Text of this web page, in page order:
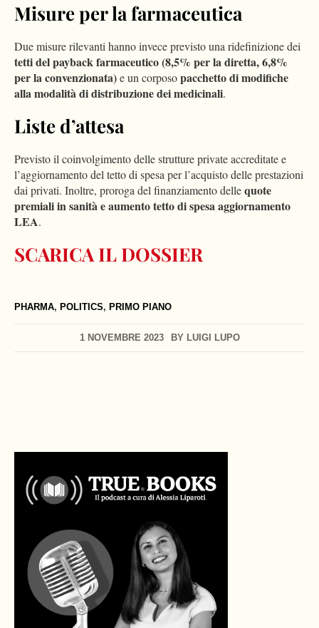
PHARMA, POLITICS, PRIMO PIANO
1 NOVEMBRE 2023 BY LUIGI LUPO
Misure per la farmaceutica
Due misure rilevanti hanno invece previsto una ridefinizione dei
tetti del payback farmaceutico (8,5% per la diretta, 6,8%
per la convenzionata)e un corposopacchetto di modifiche
alla modalità di distribuzione dei medicinali.
Liste d’attesa
Previsto il coinvolgimento delle strutture private accreditate e
l’aggiornamento del tetto di spesa per l’acquisto delle prestazioni
dai privati. Inoltre, proroga del finanziamento dellequote
premiali in sanità e aumento tetto di spesa aggiornamento
LEA.
SCARICA IL DOSSIER